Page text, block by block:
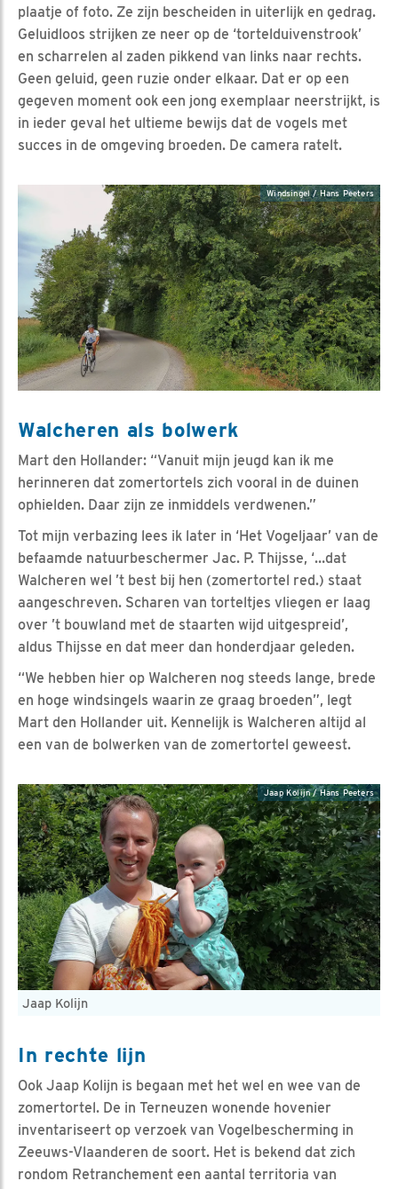
plaatje of foto. Ze zijn bescheiden in uiterlijk en gedrag.
Geluidloos strijken ze neer op de ‘tortelduivenstrook’
en scharrelen al zaden pikkend van links naar rechts.
Geen geluid, geen ruzie onder elkaar. Dat er op een
gegeven moment ook een jong exemplaar neerstrijkt, is
in ieder geval het ultieme bewijs dat de vogels met
succes in de omgeving broeden. De camera ratelt.
Windsingel / Hans Peeters
Walcheren als bolwerk
Mart den Hollander: “Vanuit mijn jeugd kan ik me
herinneren dat zomertortels zich vooral in de duinen
ophielden. Daar zijn ze inmiddels verdwenen.”
Tot mijn verbazing lees ik later in ‘Het Vogeljaar’ van de
befaamde natuurbeschermer Jac. P. Thijsse, ‘…dat
Walcheren wel ’t best bij hen (zomertortel red.) staat
aangeschreven. Scharen van torteltjes vliegen er laag
over ’t bouwland met de staarten wijd uitgespreid’,
aldus Thijsse en dat meer dan honderdjaar geleden.
“We hebben hier op Walcheren nog steeds lange, brede
en hoge windsingels waarin ze graag broeden”, legt
Mart den Hollander uit. Kennelijk is Walcheren altijd al
een van de bolwerken van de zomertortel geweest.
Jaap Kolijn
Jaap Kolijn / Hans Peeters
In rechte lijn
Ook Jaap Kolijn is begaan met het wel en wee van de
zomertortel. De in Terneuzen wonende hovenier
inventariseert op verzoek van Vogelbescherming in
Zeeuws-Vlaanderen de soort. Het is bekend dat zich
rondom Retranchement een aantal territoria van